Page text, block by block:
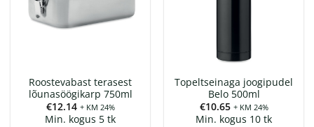
Roostevabast terasest
lõunasöögikarp 750ml
€12.14 + KM 24%
Min. kogus 5 tk
Topeltseinaga joogipudel
Belo 500ml
€10.65 + KM 24%
Min. kogus 10 tk